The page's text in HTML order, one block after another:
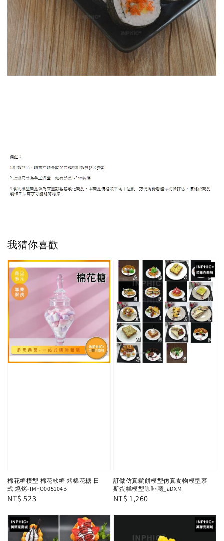
我猜你喜歡
棉花糖模型 棉花軟糖 烤棉花糖 日
式 燒烤-IMFO005104B
Regular
NT$ 523
訂做仿真鬆餅模型仿真食物模型慕
斯蛋糕模型咖啡廳_aDXM
Regular
NT$ 1,260